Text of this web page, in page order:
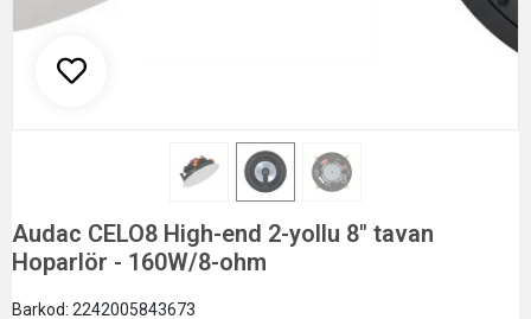
Audac CELO8 High-end 2-yollu 8" tavan
Hoparlör - 160W/8-ohm
Barkod: 2242005843673